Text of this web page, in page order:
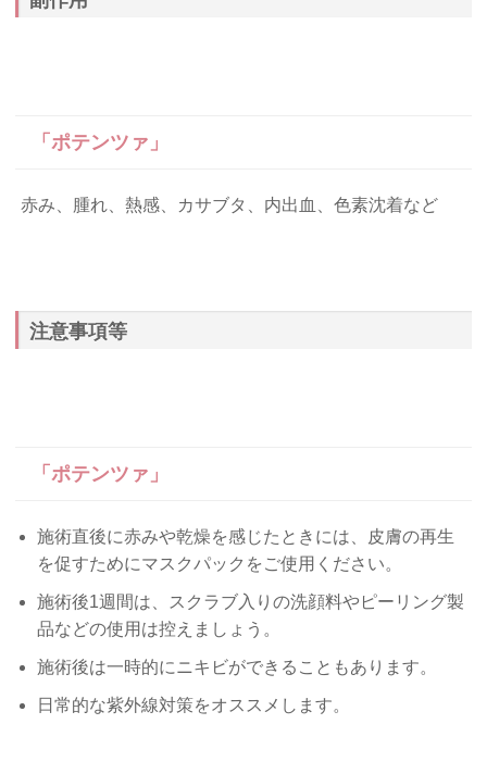
「ポテンツァ」
赤み、腫れ、熱感、カサブタ、内出血、色素沈着など
注意事項等
「ポテンツァ」
施術直後に赤みや乾燥を感じたときには、皮膚の再生
を促すためにマスクパックをご使用ください。
施術後1週間は、スクラブ入りの洗顔料やピーリング製
品などの使用は控えましょう。
施術後は一時的にニキビができることもあります。
日常的な紫外線対策をオススメします。